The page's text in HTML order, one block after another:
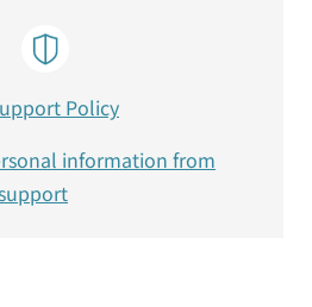
Policy
information from